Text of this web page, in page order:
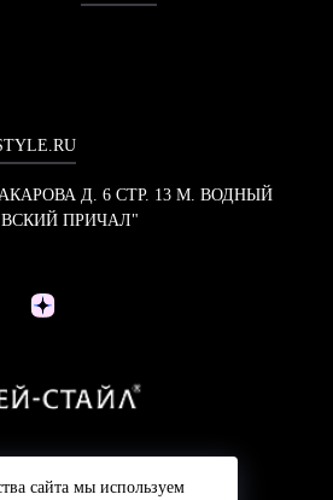
Д. 6 СТР. 13 М. ВОДНЫЙ
ПРИЧАЛ"
Cтайл
сайта мы используем